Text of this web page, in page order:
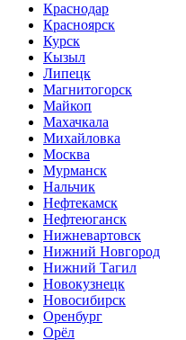
Краснодар
Красноярск
Курск
Кызыл
Липецк
Магнитогорск
Майкоп
Махачкала
Михайловка
Москва
Мурманск
Нальчик
Нефтекамск
Нефтеюганск
Нижневартовск
Нижний Новгород
Нижний Тагил
Новокузнецк
Новосибирск
Оренбург
Орёл